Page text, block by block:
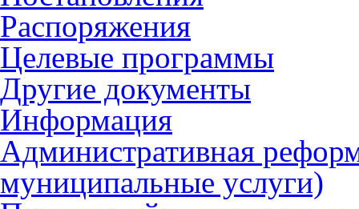
Распоряжения
Целевые программы
Другие документы
Информация
Административная
муниципальные услуги)